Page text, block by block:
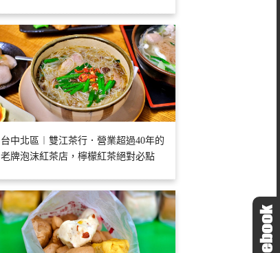
台中北區︱雙江茶行．營業超過40年的
老牌泡沫紅茶店，檸檬紅茶絕對必點